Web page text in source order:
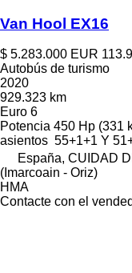
Van Hool EX16
$ 5.283.000 EUR
Autobús de turismo
2020
929.323 km
Euro 6
Potencia 450 Hp (331
asientos 55+1+1 Y
España, CUIDAD
(Imarcoain - Oriz)
HMA
Contacte con el